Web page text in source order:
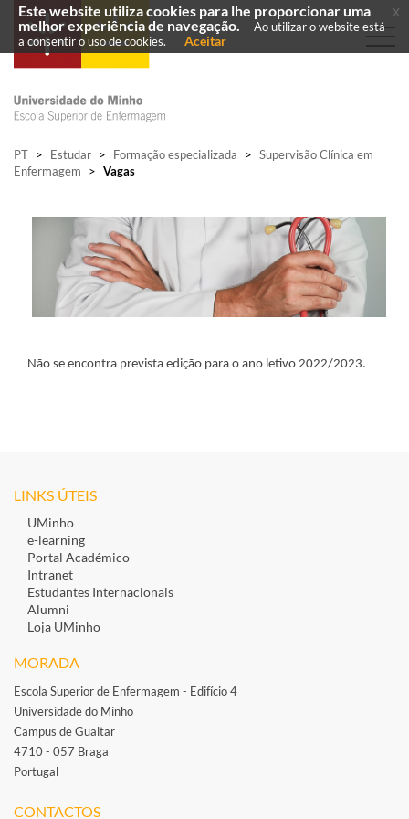
PT > Estudar > Formação especializada > Supervisão Clínica em
Enfermagem
> Vagas
Não se encontra prevista edição para o ano letivo 2022/2023.
LINKS ÚTEIS
UMinho
e-learning
Portal Académico
Intranet
Estudantes Inte​rnacionais
Alumni
Loja UMinho
MORADA
Escola Superior de Enfermagem - Edifício 4
Universidade do Minho
Campus de Gualtar
4710 - 057 Braga
Portugal
CONTACTOS
Este website utiliza cookies para lhe proporcionar uma
melhor experiência de navegação.
Ao utilizar o website está
a consentir o uso de cookies.
Aceitar
x